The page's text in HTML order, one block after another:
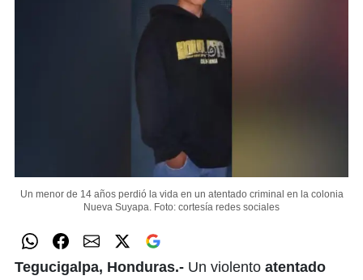
Un menor de 14 años perdió la vida en un atentado criminal en la colonia
Nueva Suyapa. Foto: cortesía redes sociales
Tegucigalpa, Honduras.- Un violento atentado